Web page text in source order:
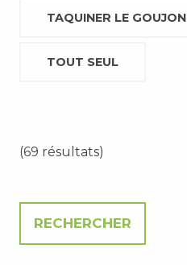
TAQUINER LE GOUJON
TOUT SEUL
(69 résultats)